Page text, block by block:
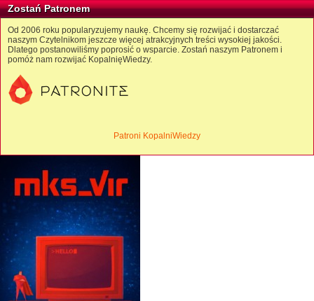
Zostań Patronem
Od 2006 roku popularyzujemy naukę. Chcemy się rozwijać i dostarczać
naszym Czytelnikom jeszcze więcej atrakcyjnych treści wysokiej jakości.
Dlatego postanowiliśmy poprosić o wsparcie. Zostań naszym Patronem i
pomóż nam rozwijać KopalnięWiedzy.
Patroni KopalniWiedzy